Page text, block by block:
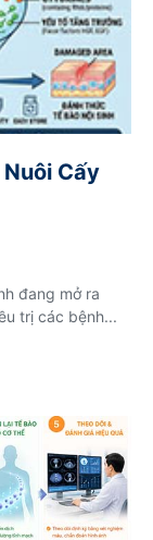
Nuôi Cấy
đang mở ra
trị các bệnh...